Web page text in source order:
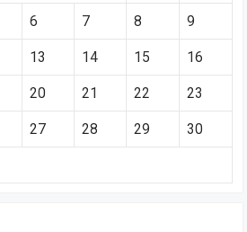
6 7 8 9
13 14 15 16
20 21 22 23
27 28 29 30